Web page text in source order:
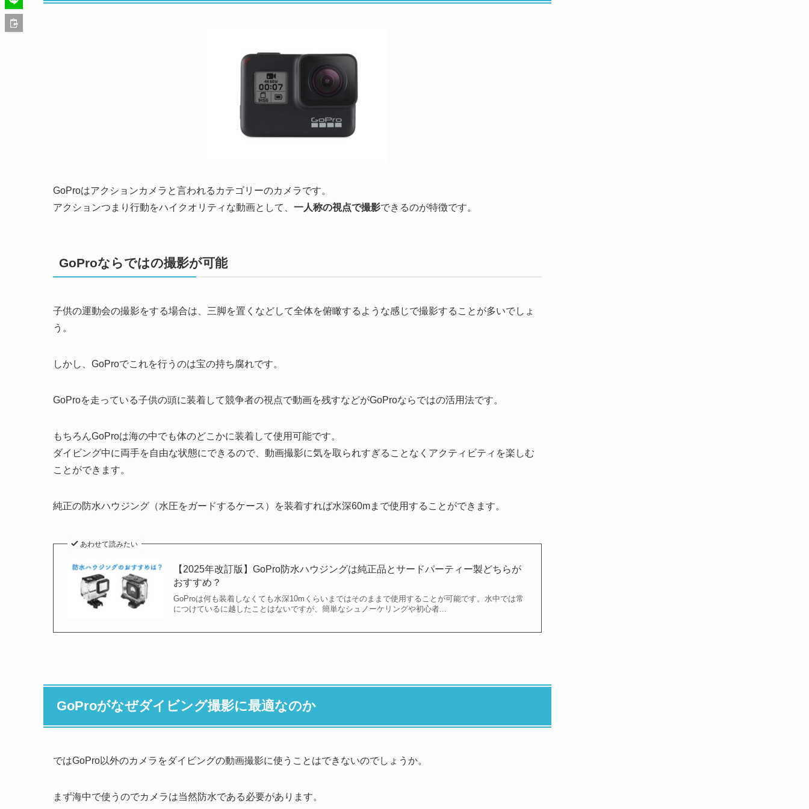
GoProはアクションカメラと言われるカテゴリーのカメラです。
アクションつまり行動をハイクオリティな動画として、 一人称の視点で撮影できるのが特徴です。
GoProならではの撮影が可能
子供の運動会の撮影をする場合は、三脚を置くなどして全体を俯瞰するような感じで撮影することが多いでしょ
う。
しかし、GoProでこれを行うのは宝の持ち腐れです。
GoProを走っている子供の頭に装着して競争者の視点で動画を残すなどがGoProならではの活用法です。
もちろんGoProは海の中でも体のどこかに装着して使用可能です。
ダイビング中に両手を自由な状態にできるので、動画撮影に気を取られすぎることなくアクティビティを楽しむ
ことができます。
純正の防水ハウジング（水圧をガードするケース）を装着すれば水深60mまで使用することができます。
あわせて読みたい
【2025年改訂版】GoPro防水ハウジングは純正品とサードパーティー製どちらが
おすすめ？
GoProは何も装着しなくても水深10mくらいまではそのままで使用することが可能です。水中では常
につけているに越したことはないですが、簡単なシュノーケリングや初心者...
GoProがなぜダイビング撮影に最適なのか
ではGoPro以外のカメラをダイビングの動画撮影に使うことはできないのでしょうか。
まず海中で使うのでカメラは当然防水である必要があります。